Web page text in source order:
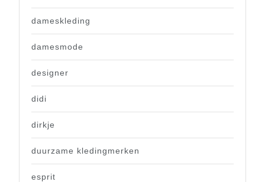
dameskleding
damesmode
designer
didi
dirkje
duurzame kledingmerken
esprit